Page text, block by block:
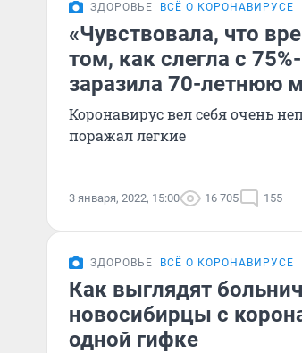
ЗДОРОВЬЕ ВСЁ О КОРОНАВИРУСЕ
«Чувствовала, что
том, как слегла с
заразила 70-летнюю
Коронавирус вел себя очень
поражал легкие
3 января, 2022, 15:00 16 705 155
ЗДОРОВЬЕ ВСЁ О КОРОНАВИРУСЕ
Как выглядят
новосибирцы с
одной гифке